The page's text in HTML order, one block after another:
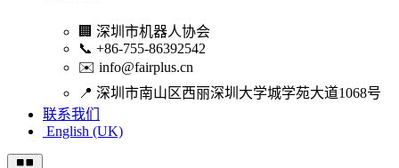
🏢 深圳市机器人协会
📞 +86-755-86392542
✉️ info@fairplus.cn
📍 深圳市南山区西丽深圳大学城学苑大道1068号
联系我们
English (UK)